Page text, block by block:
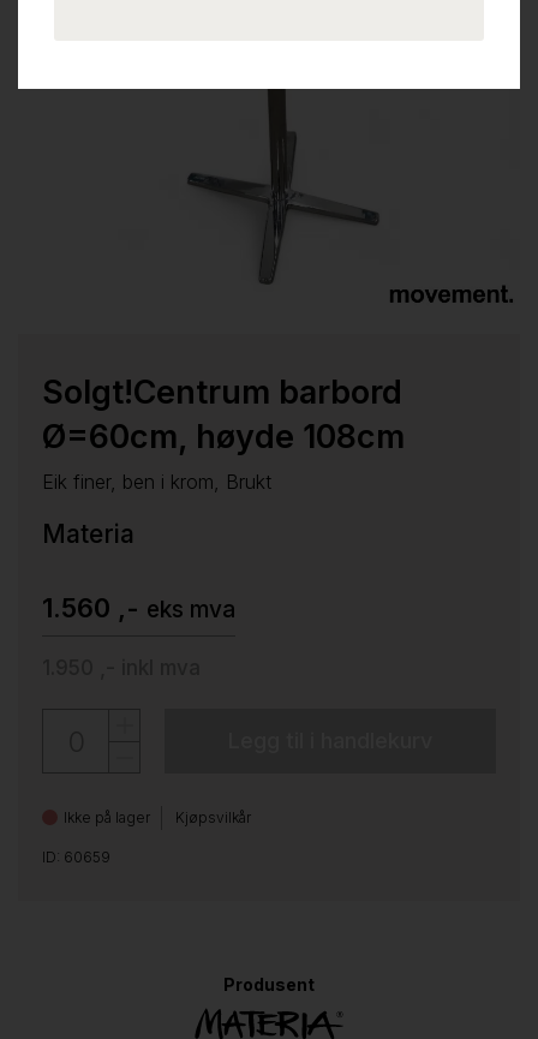
Solgt!Centrum barbord
Ø=60cm, høyde 108cm
Eik finer, ben i krom, Brukt
Materia
1.560 ,- eks mva
Ikke på lager Kjøpsvilkår
ID: 60659
Produsent